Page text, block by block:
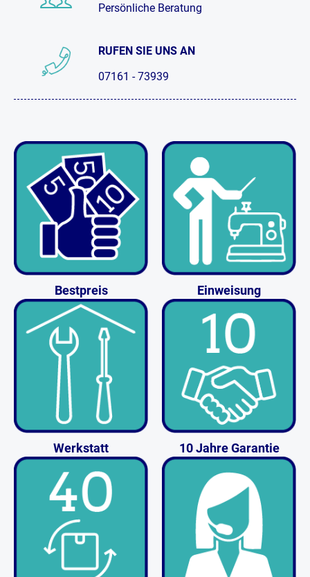
Persönliche Beratung
RUFEN SIE UNS AN
07161 - 73939
Bestpreis Einweisung
Werkstatt 10 Jahre Garantie